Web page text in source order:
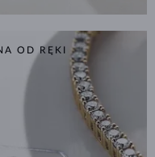
OD RĘKI